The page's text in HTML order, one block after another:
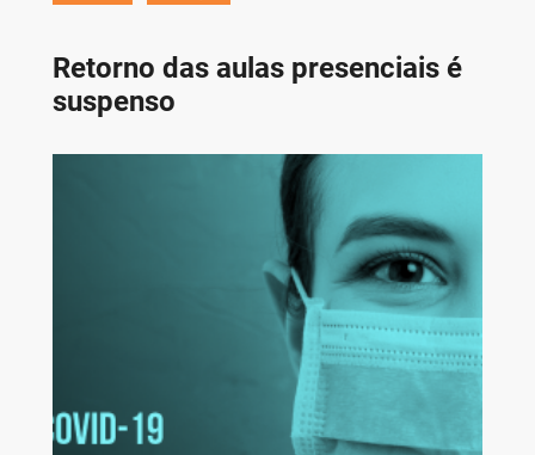
Retorno das aulas presenciais é
suspenso